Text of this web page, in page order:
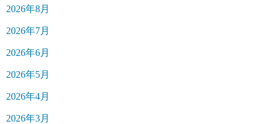
2026年8月
2026年7月
2026年6月
2026年5月
2026年4月
2026年3月